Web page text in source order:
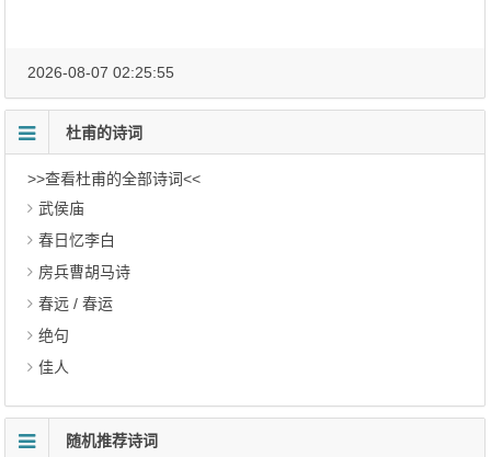
2026-08-07 02:25:55
杜甫的诗词
>>查看杜甫的全部诗词<<
武侯庙
春日忆李白
房兵曹胡马诗
春远 / 春运
绝句
佳人
随机推荐诗词